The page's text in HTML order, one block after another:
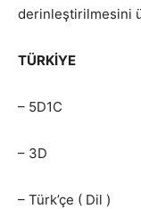
derinleştirilmesini
TÜRKİYE
– 5D1C
– 3D
– Türk’çe ( Dil )